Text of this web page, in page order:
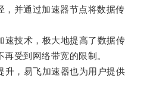
，并通过加速器节点将数据传
技术，极大地提高了数据传
受到网络带宽的限制。
，易飞加速器也为用户提供